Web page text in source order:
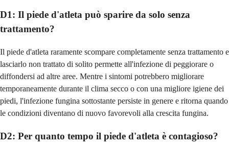
D1: Il piede d'atleta può sparire da solo senza
trattamento?
Il piede d'atleta raramente scompare completamente senza trattamento e
lasciarlo non trattato di solito permette all'infezione di peggiorare o
diffondersi ad altre aree. Mentre i sintomi potrebbero migliorare
temporaneamente durante il clima secco o con una migliore igiene dei
piedi, l'infezione fungina sottostante persiste in genere e ritorna quando
le condizioni diventano di nuovo favorevoli alla crescita fungina.
D2: Per quanto tempo il piede d'atleta è contagioso?